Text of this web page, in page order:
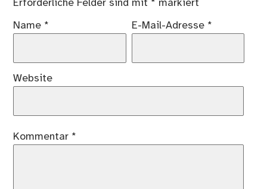
Erforderliche Felder sind mit * markiert
Name * E-Mail-Adresse *
Website
Kommentar *